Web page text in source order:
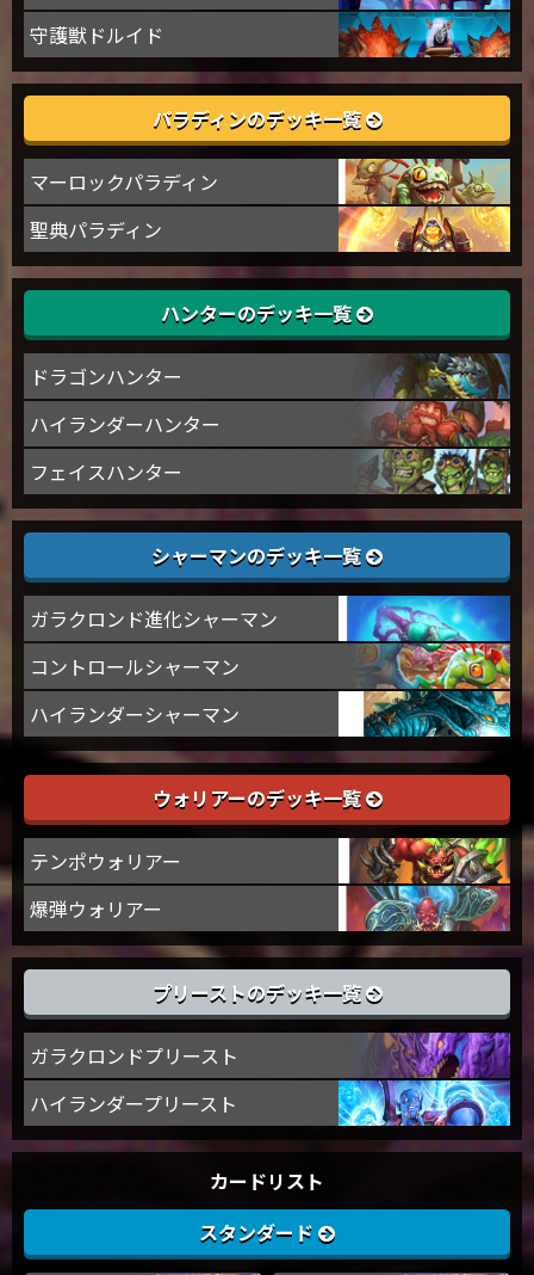
守護獣ドルイド
パラディンのデッキ一覧
マーロックパラディン
聖典パラディン
ハンターのデッキ一覧
ドラゴンハンター
ハイランダーハンター
フェイスハンター
シャーマンのデッキ一覧
ガラクロンド進化シャーマン
コントロールシャーマン
ハイランダーシャーマン
ウォリアーのデッキ一覧
テンポウォリアー
爆弾ウォリアー
プリーストのデッキ一覧
ガラクロンドプリースト
ハイランダープリースト
カードリスト
スタンダード